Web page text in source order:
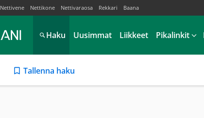
Nettivene Nettikone Nettivaraosa Rekkari Baana
Haku Uusimmat Liikkeet Pikalinkit
Tallenna haku